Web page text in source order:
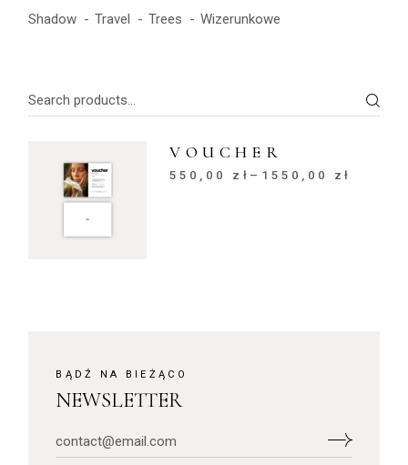
Shadow
Travel Trees Wizerunkowe
VOUCHER
550,00 zł – 1550,00 zł
Zakres
BĄDŹ NA BIEŻĄCO
NEWSLETTER